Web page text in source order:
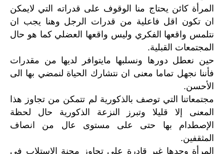
المرأة كائن يحتاج منا الوقوف على قدراته التي لايمكن
ان تكون اقل فاعلية من قدرات الرجل وهنا يجب ان
نتلمس واقعها الفكري وليس واقعها العضلي كما هو حال
المجتمعات القبلية.
حين نعطل دورها ونسلبها مايتوافر لديها من مقدرات
فأننا نجهل تماما معنى ان نتشارك الحياة لنمضي بها الى
الأحسن.
مجتمعاتنا التي توصف بالذكورية لم تتمكن من تجاوز هذا
المعنى إلا قليلا وتبرز النزعة الذكورية حال لحظة
الإصطدام بها حتى على مستوى عال من انصاف
المثقفين.
المرأة وحدها غير قادرة على تجاوز محنة الاستلاب في